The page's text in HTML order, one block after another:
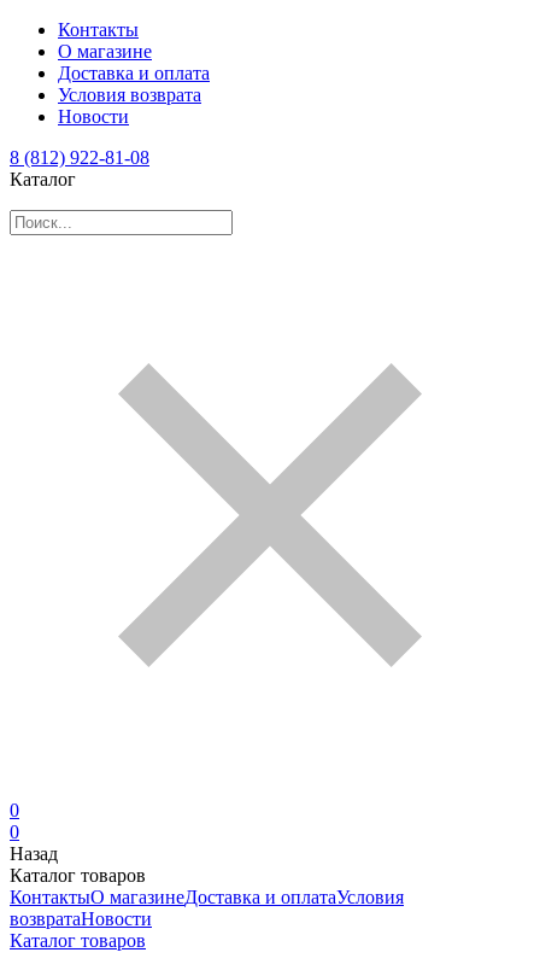
Контакты
О магазине
Доставка и оплата
Условия возврата
Новости
8 (812) 922-81-08
Каталог
0
0
Назад
Каталог товаров
КонтактыО магазинеДоставка и оплатаУсловия
возвратаНовости
Каталог товаров